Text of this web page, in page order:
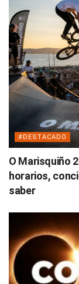
#DESTACADO
O Marisquiño
horarios,
saber